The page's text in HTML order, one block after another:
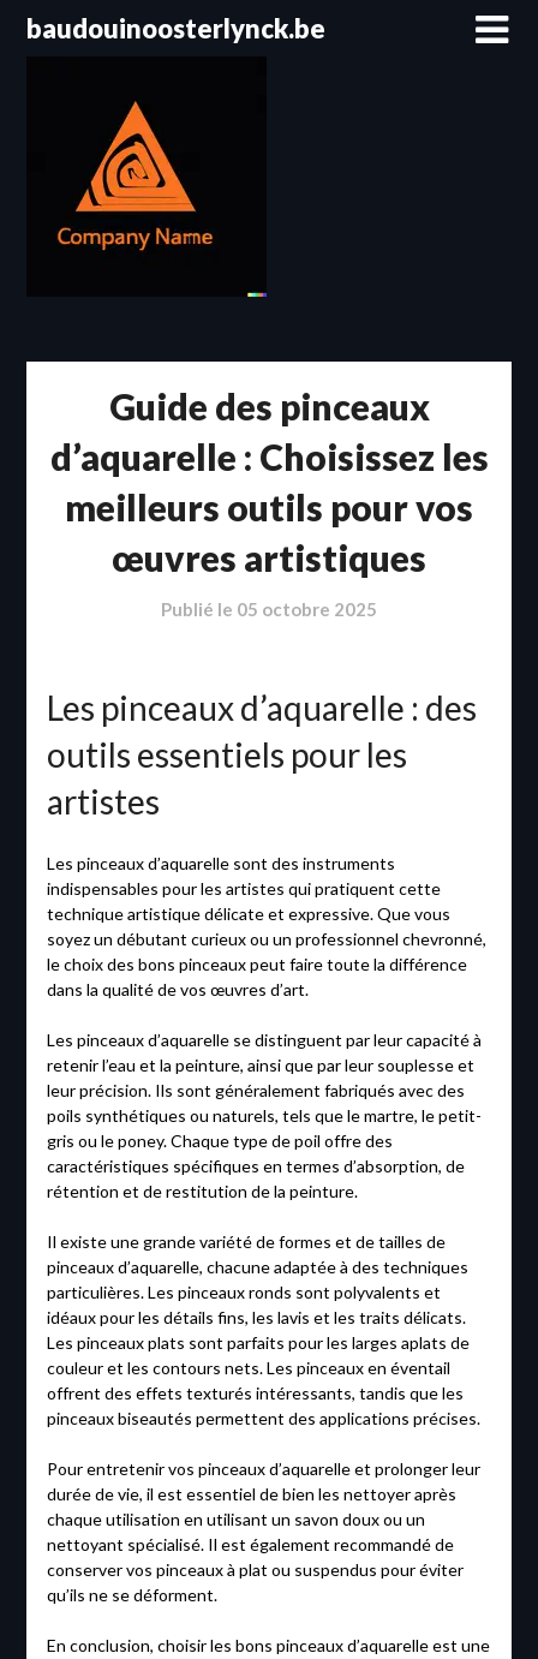
Passerbaudouinoosterlynck.be
Guide des pinceaux
d’aquarelle : Choisissez les
meilleurs outils pour vos
œuvres artistiques
Publié le 05 octobre 2025
Les pinceaux d’aquarelle : des
outils essentiels pour les
artistes
Les pinceaux d’aquarelle sont des instruments
indispensables pour les artistes qui pratiquent cette
technique artistique délicate et expressive. Que vous
soyez un débutant curieux ou un professionnel chevronné,
le choix des bons pinceaux peut faire toute la différence
dans la qualité de vos œuvres d’art.
Les pinceaux d’aquarelle se distinguent par leur capacité à
retenir l’eau et la peinture, ainsi que par leur souplesse et
leur précision. Ils sont généralement fabriqués avec des
poils synthétiques ou naturels, tels que le martre, le petit-
gris ou le poney. Chaque type de poil offre des
caractéristiques spécifiques en termes d’absorption, de
rétention et de restitution de la peinture.
Il existe une grande variété de formes et de tailles de
pinceaux d’aquarelle, chacune adaptée à des techniques
particulières. Les pinceaux ronds sont polyvalents et
idéaux pour les détails fins, les lavis et les traits délicats.
Les pinceaux plats sont parfaits pour les larges aplats de
couleur et les contours nets. Les pinceaux en éventail
offrent des effets texturés intéressants, tandis que les
pinceaux biseautés permettent des applications précises.
Pour entretenir vos pinceaux d’aquarelle et prolonger leur
durée de vie, il est essentiel de bien les nettoyer après
chaque utilisation en utilisant un savon doux ou un
nettoyant spécialisé. Il est également recommandé de
conserver vos pinceaux à plat ou suspendus pour éviter
qu’ils ne se déforment.
En conclusion, choisir les bons pinceaux d’aquarelle est une